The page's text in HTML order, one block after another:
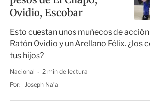
Ovidio, Escobar
Esto cuestan unos muñecos de acción
Ratón Ovidio y un Arellano Félix. ¿los
tus hijos?
Nacional
2 min de lectura
Por: Joseph Na’a